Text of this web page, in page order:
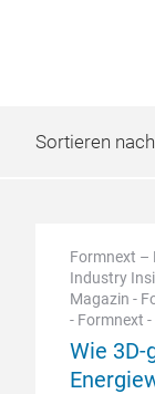
Sortieren nach
Formnext –
Industry
Magazin -
- Formnext
Wie